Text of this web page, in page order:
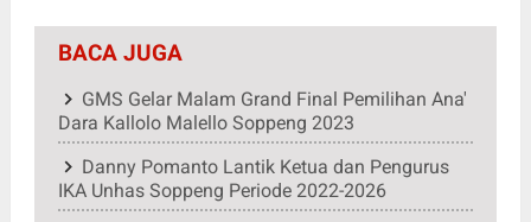
BACA JUGA
GMS Gelar Malam Grand Final Pemilihan Ana'
Dara Kallolo Malello Soppeng 2023
Danny Pomanto Lantik Ketua dan Pengurus
IKA Unhas Soppeng Periode 2022-2026